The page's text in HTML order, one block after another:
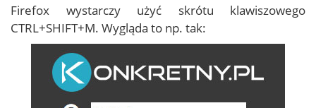
Firefox wystarczy użyć skrótu klawiszowego
CTRL+SHIFT+M. Wygląda to np. tak: